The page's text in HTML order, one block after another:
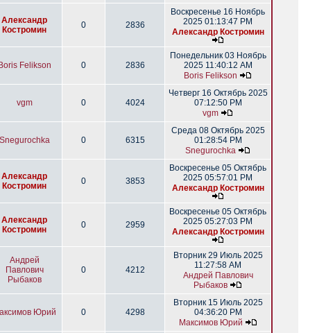
Александр
Костромин
0 2836
Воскресенье 16 Ноябрь
2025 01:13:47 PM
Александр Костромин
Boris Felikson 0 2836
Понедельник 03 Ноябрь
2025 11:40:12 AM
Boris Felikson
vgm 0 4024
Четверг 16 Октябрь 2025
07:12:50 PM
vgm
Snegurochka 0 6315
Среда 08 Октябрь 2025
01:28:54 PM
Snegurochka
Александр
Костромин
0 3853
Воскресенье 05 Октябрь
2025 05:57:01 PM
Александр Костромин
Александр
Костромин
0 2959
Воскресенье 05 Октябрь
2025 05:27:03 PM
Александр Костромин
Андрей
Павлович
Рыбаков
0 4212
Вторник 29 Июль 2025
11:27:58 AM
Андрей Павлович
Рыбаков
Юрий 0 4298
Вторник 15 Июль 2025
04:36:20 PM
Максимов Юрий